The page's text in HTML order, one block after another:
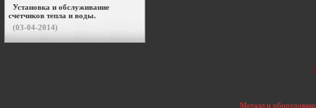
Установка и обслуживание
счетчиков тепла и воды.
(03-04-2014)
Металл и